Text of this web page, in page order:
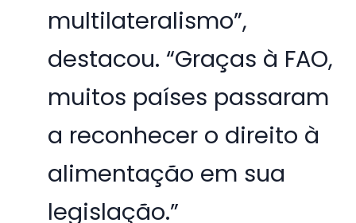
multilateralismo”,
destacou. “Graças à FAO,
muitos países passaram
a reconhecer o direito à
alimentação em sua
legislação.”